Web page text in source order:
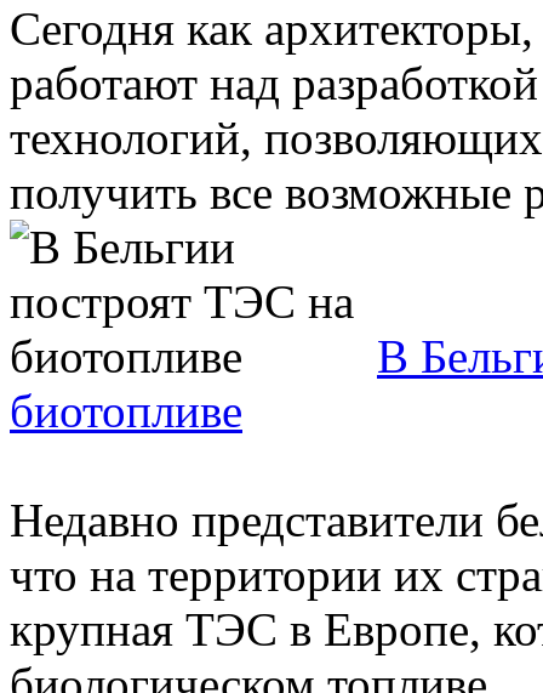
Сегодня как
работают над
технологий,
получить все возможные
В
биотопливе
Недавно представители
что на территории их
крупная ТЭС в Европе,